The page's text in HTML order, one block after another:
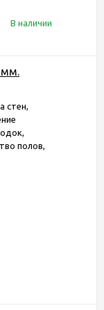
В наличии
мм.
стен,
полов,